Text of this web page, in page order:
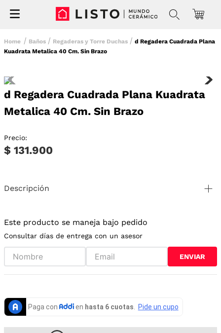
Baños Regaderas y Torre Duchas
d Regadera Cuadrada Plana
Kuadrata Metalica 40 Cm. Sin Brazo
d Regadera Cuadrada Plana Kuadrata
Metalica 40 Cm. Sin Brazo
Precio:
$ 131.900
Descripción
Este producto se maneja bajo pedido
Consultar días de entrega con un asesor
ENVIAR